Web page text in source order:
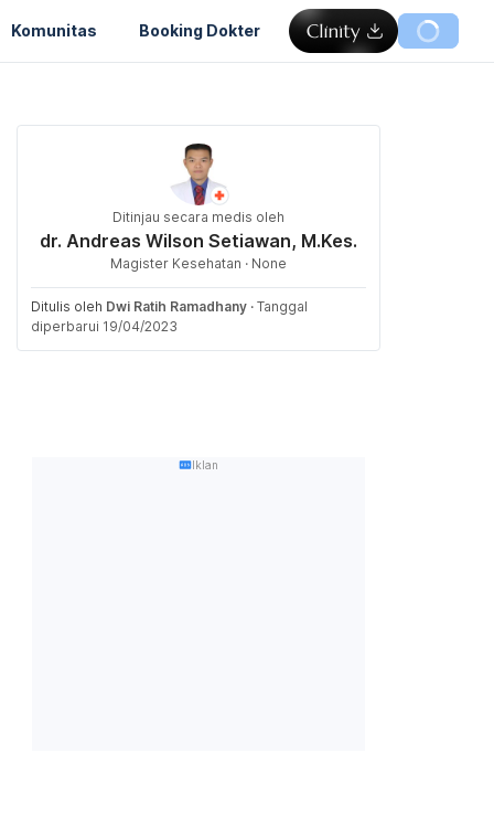
Komunitas Booking Dokter
Ditinjau secara medis oleh
dr. Andreas Wilson Setiawan, M.Kes.
Magister Kesehatan · None
Ditulis oleh Dwi Ratih Ramadhany · Tanggal
diperbarui 19/04/2023
Iklan